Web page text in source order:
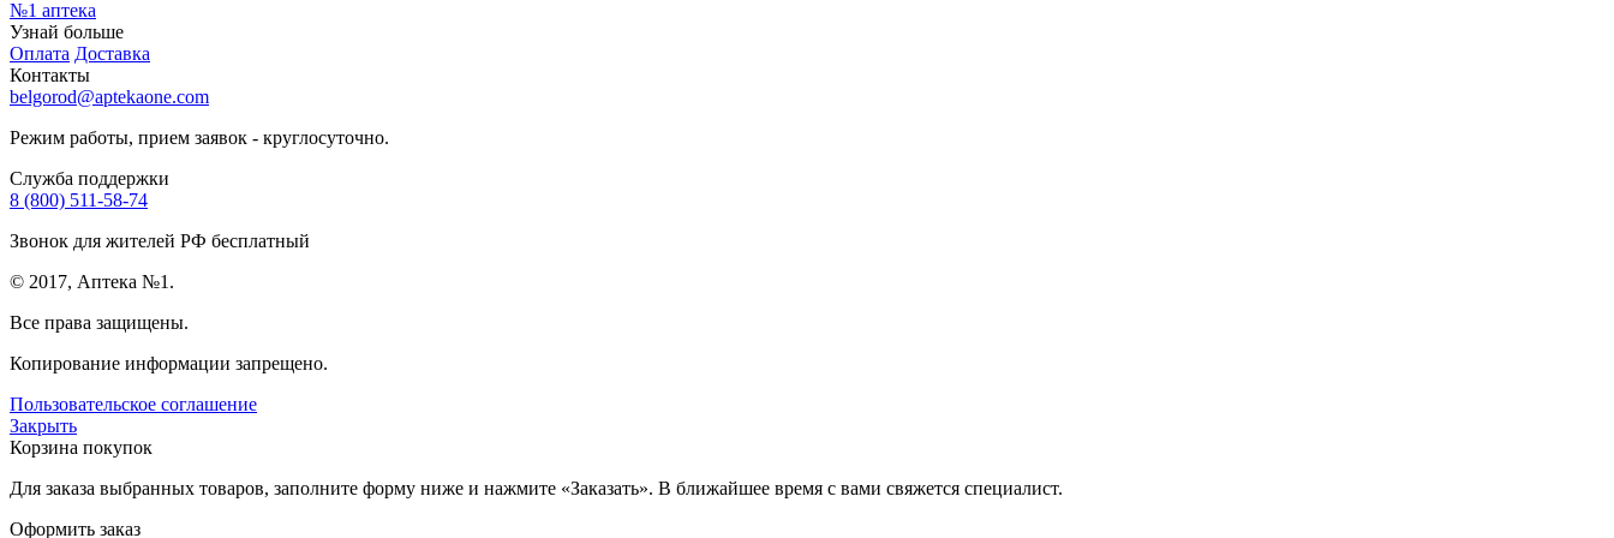
№1 аптека
Узнай больше
Оплата Доставка
Контакты
belgorod@aptekaone.com
Режим работы, прием заявок - круглосуточно.
Служба поддержки
8 (800) 511-58-74
Звонок для жителей РФ бесплатный
© 2017, Аптека №1.
Все права защищены.
Копирование информации запрещено.
Пользовательское соглашение
Закрыть
Корзина покупок
Для заказа выбранных товаров, заполните форму ниже и нажмите «Заказать». В ближайшее время с вами свяжется специалист.
Оформить заказ